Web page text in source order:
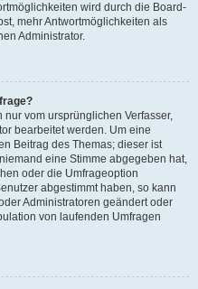
wird durch die Board-
mehr Antwortmöglichkeiten als
Administrator.
vom ursprünglichen Verfasser,
bearbeitet werden. Um eine
Beitrag des Themas; dieser ist
eine Stimme abgegeben hat,
oder die Umfrageoption
abgestimmt haben, so kann
Administratoren geändert oder
von laufenden Umfragen